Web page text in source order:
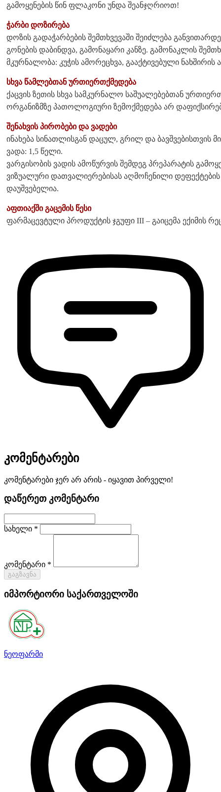
გამოყენების წინ ფლაკონი უნდა შეანჯღრიოთ!
ჭარბი დოზირება
დოზის გადაჭარბების შემთხვევაში შეიძლება
გონების დაბინდვა, გამონაყარი კანზე. გამონაკლის
მკურნალობა: კუჭის ამორეცხვა, გააქტივებული ნახშირის
სხვა წამლებთან ურთიერთქმედება
ქაცვის ზეთის სხვა სამკურნალო საშუალებებთან
ორგანიზმზე პათოლოგიური ზემოქმედება არ
შენახვის პირობები და ვადები
ინახება სინათლისგან დაცულ, გრილ და ბავშვებისთვის
ვადა: 1,5 წელი.
ვარგისობის ვადის ამოწურვის შემდეგ პრეპარატის
ვიზუალური დათვალიერებისას აღმოჩენილი დეფექტების
დაუშვებელია.
აფთიაქში გაცემის წესი
ფარმაცევტული პროდუქტის ჯგუფი III – გაიცემა ექიმის
კომენტარები
კომენტარები ჯერ არ არის - იყავით პირველი!
დაწერეთ კომენტარი
სახელი *
კომენტარი *
გაგზავნა
იმპორტიორი საქართველოში
ნეოფარმი